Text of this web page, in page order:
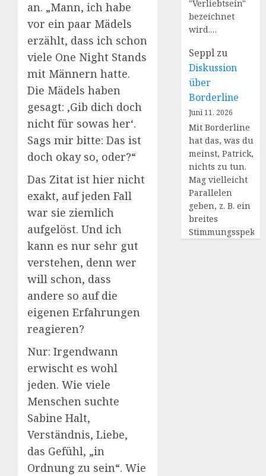
an. „Mann, ich habe
vor ein paar Mädels
erzählt, dass ich schon
viele One Night Stands
mit Männern hatte.
Die Mädels haben
gesagt: ‚Gib dich doch
nicht für sowas her‘.
Sags mir bitte: Das ist
doch okay so, oder?“
Das Zitat ist hier nicht
exakt, auf jeden Fall
war sie ziemlich
aufgelöst. Und ich
kann es nur sehr gut
verstehen, denn wer
will schon, dass
andere so auf die
eigenen Erfahrungen
reagieren?
Nur: Irgendwann
erwischt es wohl
jeden. Wie viele
Menschen suchte
Sabine Halt,
Verständnis, Liebe,
das Gefühl, „in
Ordnung zu sein“. Wie
"Verliebtsein"
bezeichnet
wird.…
Seppl zu
Diskussion
über
Borderline
Juni 11, 2026
Mit Borderline
hat das, was du
meinst, Patrick,
nichts zu tun.
Mag vielleicht
Parallelen
geben, z. B. ein
breites